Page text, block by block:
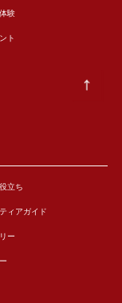
験
ト
立ち
ィアガイド
ー